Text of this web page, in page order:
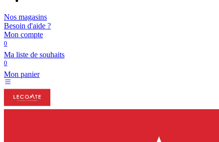
Nos magasins
Besoin d'aide ?
Mon compte
0
Ma liste de souhaits
0
Mon panier